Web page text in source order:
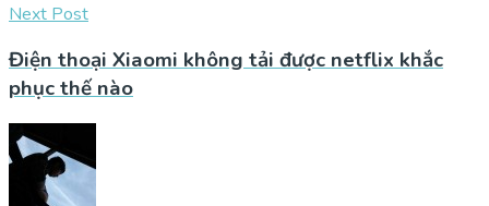
Next Post
Điện thoại Xiaomi không tải được netflix khắc
phục thế nào